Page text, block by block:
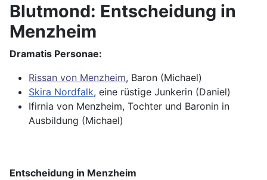
Blutmond: Entscheidung in
Menzheim
Dramatis Personae:
Rissan von Menzheim, Baron (Michael)
Skira Nordfalk, eine rüstige Junkerin (Daniel)
Ifirnia von Menzheim, Tochter und Baronin in
Ausbildung (Michael)
Entscheidung in Menzheim